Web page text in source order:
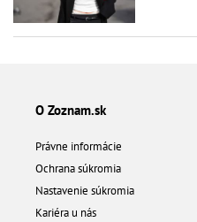
O Zoznam.sk
Právne informácie
Ochrana súkromia
Nastavenie súkromia
Kariéra u nás